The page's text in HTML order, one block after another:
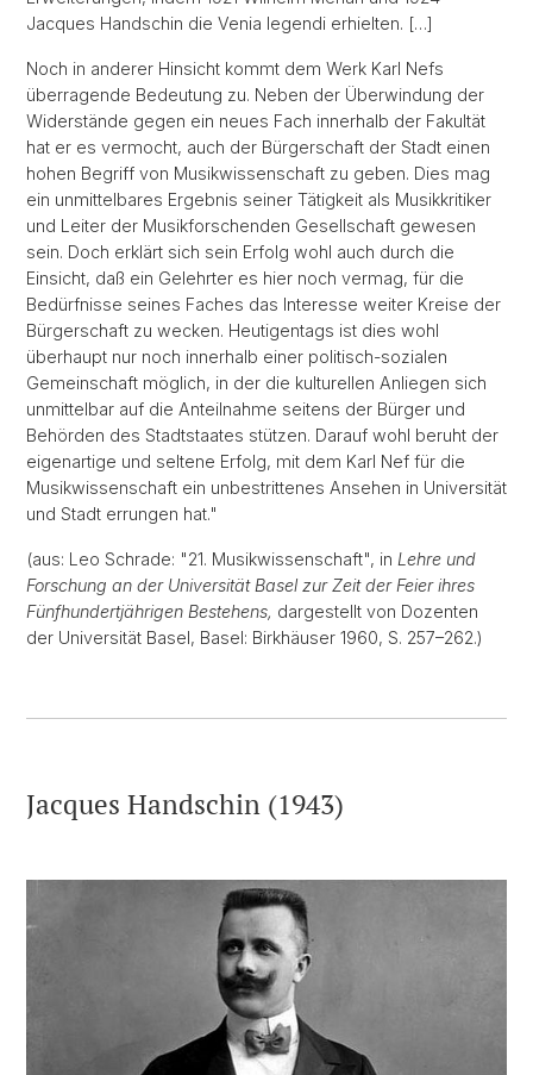
Jacques Handschin die Venia legendi erhielten. […]
Noch in anderer Hinsicht kommt dem Werk Karl Nefs
überragende Bedeutung zu. Neben der Überwindung der
Widerstände gegen ein neues Fach innerhalb der Fakultät
hat er es vermocht, auch der Bürgerschaft der Stadt einen
hohen Begriff von Musikwissenschaft zu geben. Dies mag
ein unmittelbares Ergebnis seiner Tätigkeit als Musikkritiker
und Leiter der Musikforschenden Gesellschaft gewesen
sein. Doch erklärt sich sein Erfolg wohl auch durch die
Einsicht, daß ein Gelehrter es hier noch vermag, für die
Bedürfnisse seines Faches das Interesse weiter Kreise der
Bürgerschaft zu wecken. Heutigentags ist dies wohl
überhaupt nur noch innerhalb einer politisch-sozialen
Gemeinschaft möglich, in der die kulturellen Anliegen sich
unmittelbar auf die Anteilnahme seitens der Bürger und
Behörden des Stadtstaates stützen. Darauf wohl beruht der
eigenartige und seltene Erfolg, mit dem Karl Nef für die
Musikwissenschaft ein unbestrittenes Ansehen in Universität
und Stadt errungen hat."
(aus: Leo Schrade: "21. Musikwissenschaft", in Lehre und
Forschung an der Universität Basel zur Zeit der Feier ihres
Fünfhundertjährigen Bestehens, dargestellt von Dozenten
der Universität Basel, Basel: Birkhäuser 1960, S. 257–262.)
Jacques Handschin (1943)